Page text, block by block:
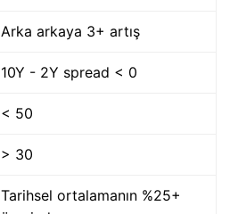
Arka arkaya 3+ artış
10Y - 2Y spread < 0
< 50
> 30
Tarihsel ortalamanın %25+